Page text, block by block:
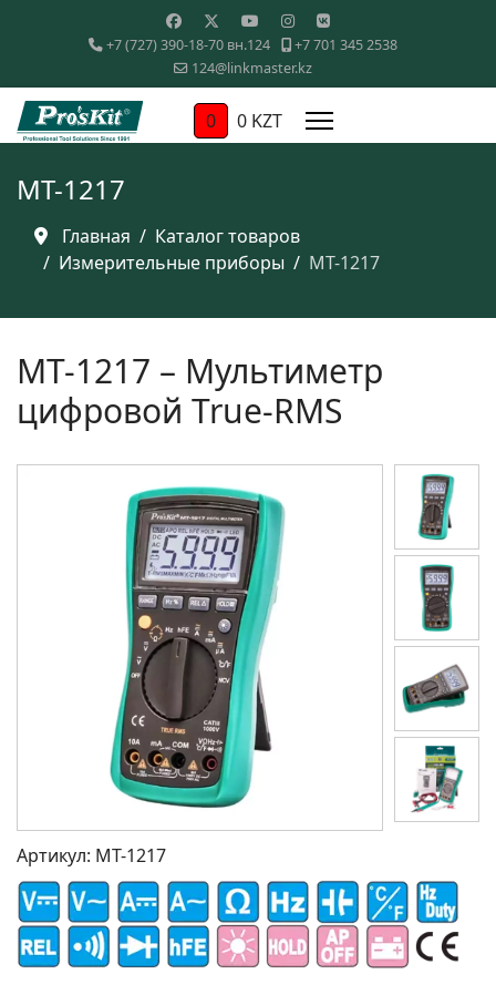
+7 (727) 390-18-70 вн.124
+7 701 345 2538
124@linkmaster.kz
0 0 KZT
MT-1217
Главная
Каталог товаров
Измерительные приборы
MT-1217
MT-1217 – Мультиметр
цифровой True-RMS
Артикул: MT-1217